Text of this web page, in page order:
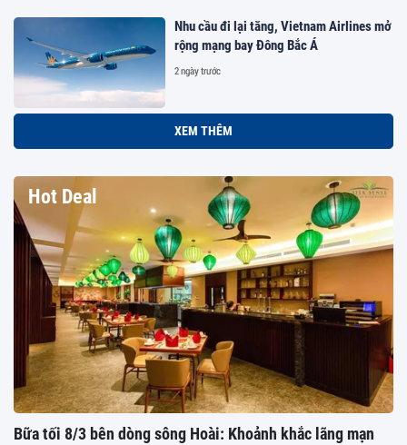
Nhu cầu đi lại tăng, Vietnam Airlines mở
rộng mạng bay Đông Bắc Á
2 ngày trước
XEM THÊM
Hot Deal
Bữa tối 8/3 bên dòng sông Hoài: Khoảnh khắc lãng mạn